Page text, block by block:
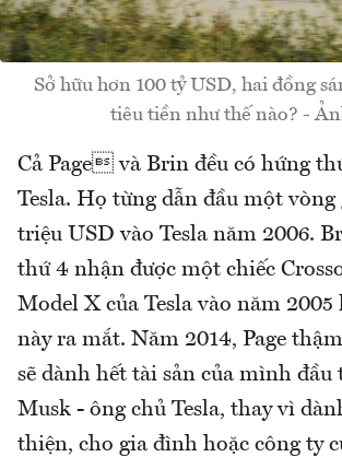
Sở hữu hơn 100 tỷ USD, hai đồng
tiêu tiền như thế nào? -
Cả Page và Brin đều có hứng
Tesla. Họ từng dẫn đầu một
triệu USD vào Tesla năm 2006.
thứ 4 nhận được một chiếc
Model X của Tesla vào năm 2005
này ra mắt. Năm 2014, Page
sẽ dành hết tài sản của mình đầu
Musk - ông chủ Tesla, thay vì
thiện, cho gia đình hoặc công ty